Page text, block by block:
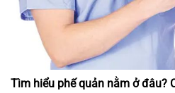
Tìm hiểu phế quản nằm ở đâu?